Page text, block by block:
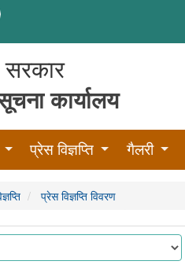
सरकार
कार्यालय
प्रेस विज्ञप्ति गैलरी
प्रेस विज्ञप्ति विवरण